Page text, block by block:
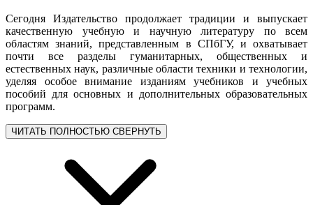
Сегодня Издательство продолжает традиции и выпускает
качественную учебную и научную литературу по всем
областям знаний, представленным в СПбГУ, и охватывает
почти все разделы гуманитарных, общественных и
естественных наук, различные области техники и технологии,
уделяя особое внимание изданиям учебников и учебных
пособий для основных и дополнительных образовательных
программ.
ЧИТАТЬ ПОЛНОСТЬЮ СВЕРНУТЬ